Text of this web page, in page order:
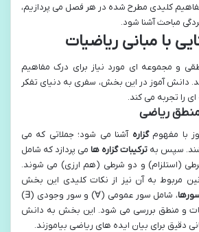
کلیدی مطرح شده در هر فصل می پردازیم،
مباحث آشنا شود.
با مبانی ریاضیات
و مجموعه ای مورد نیاز برای درک مفاهیم
نهد. دانش آموز در این بخش، سفری به دنیای تفکر
را تجربه می کند.
با مفهومگزاره آشنا می شود؛ جملاتی که می
سپس به ترکیبات گزاره ها می پردازد که شامل
(استلزام) و دو شرطی (هم ارزی) می شوند.
مربوط به آن نیز از نکات کلیدی این بخش
، شامل سور عمومی (∀) و سور وجودی (∃)
و منطق بررسی می شود. این بخش به دانش
دقیق برای بیان ایده های ریاضی بیاموزند.